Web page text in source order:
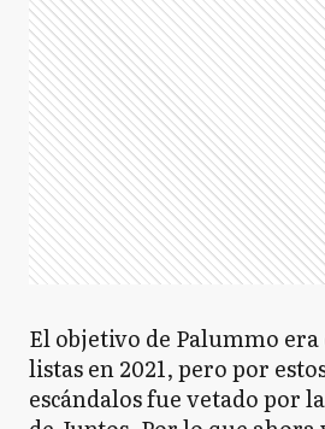
El objetivo de Palummo
listas en 2021, pero por
escándalos fue vetado por